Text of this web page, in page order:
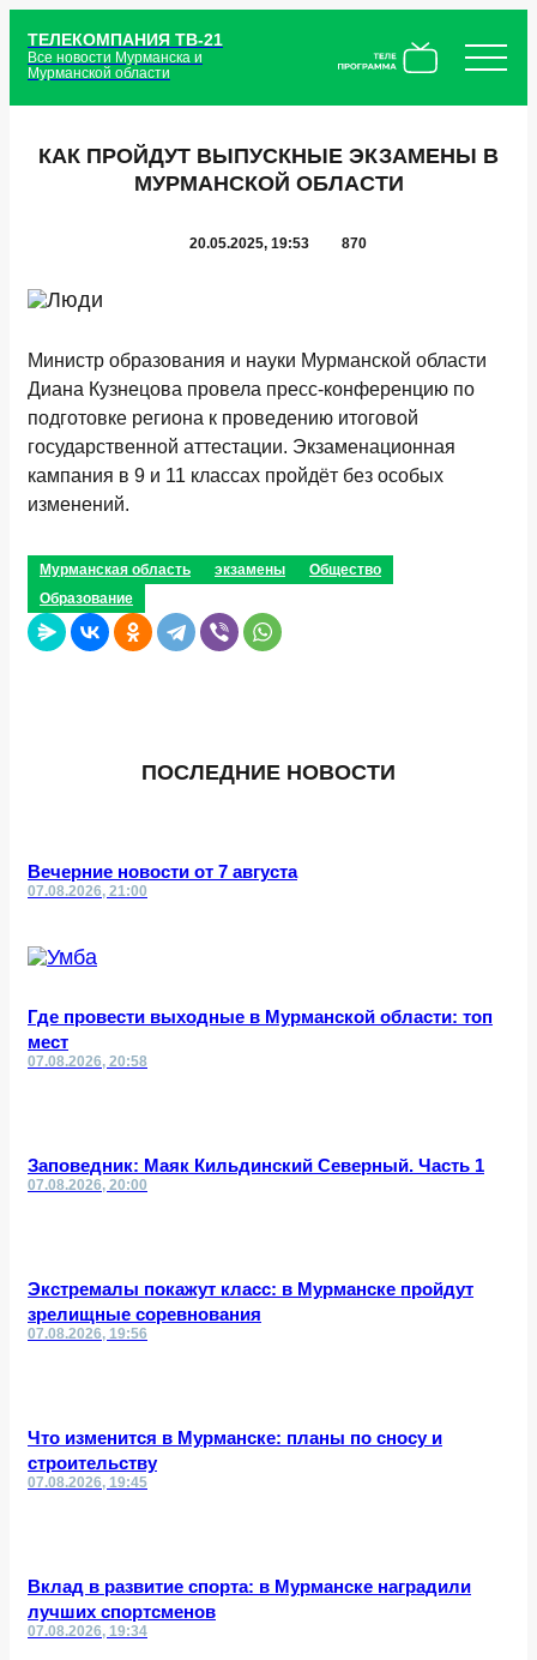
ТЕЛЕКОМПАНИЯ ТВ-21
Все новости Мурманска и
Мурманской области
КАК ПРОЙДУТ ВЫПУСКНЫЕ ЭКЗАМЕНЫ В
МУРМАНСКОЙ ОБЛАСТИ
20.05.2025, 19:53 870
Министр образования и науки Мурманской области
Диана Кузнецова провела пресс-конференцию по
подготовке региона к проведению итоговой
государственной аттестации. Экзаменационная
кампания в 9 и 11 классах пройдёт без особых
изменений.
Мурманская область экзамены
Общество
Образование
ПОСЛЕДНИЕ НОВОСТИ
Вечерние новости от 7 августа
07.08.2026, 21:00
Где провести выходные в Мурманской области: топ
мест
07.08.2026, 20:58
Заповедник: Маяк Кильдинский Северный. Часть 1
07.08.2026, 20:00
Экстремалы покажут класс: в Мурманске пройдут
зрелищные соревнования
07.08.2026, 19:56
Что изменится в Мурманске: планы по сносу и
строительству
07.08.2026, 19:45
Вклад в развитие спорта: в Мурманске наградили
лучших спортсменов
07.08.2026, 19:34